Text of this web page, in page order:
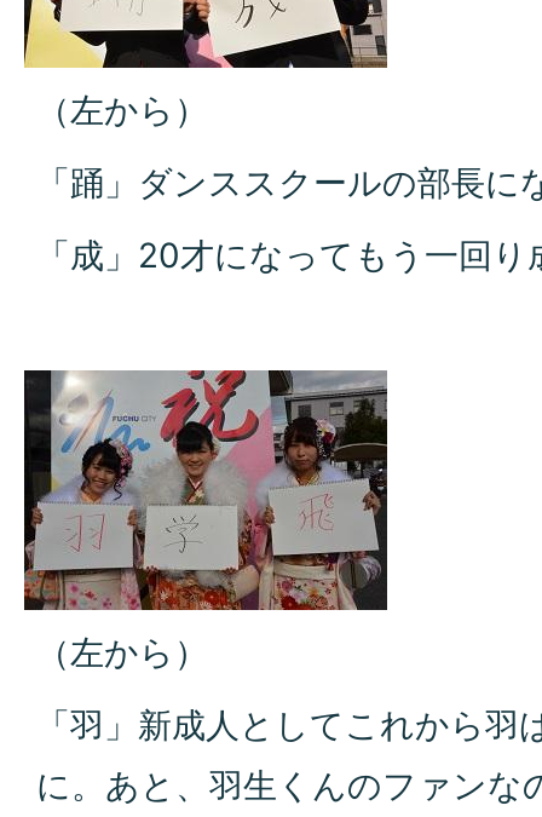
（左から）
「踊」ダンススクールの部長に
「成」20才になってもう一回
（左から）
「羽」新成人としてこれから
に。あと、羽生くんのファンな